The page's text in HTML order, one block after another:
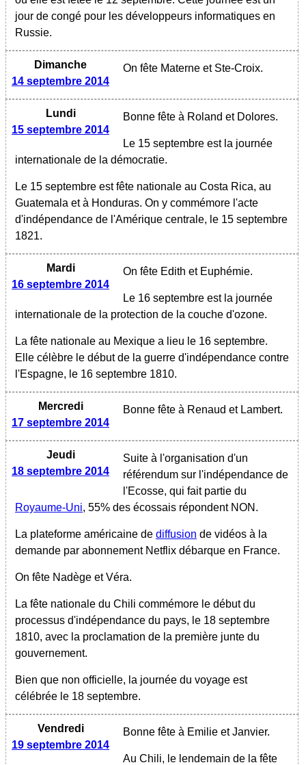
jour de congé pour les développeurs informatiques en
Russie.
Dimanche
14 septembre 2014
On fête Materne et Ste-Croix.
Lundi
15 septembre 2014
Bonne fête à Roland et Dolores.
Le 15 septembre est la journée
internationale de la démocratie.
Le 15 septembre est fête nationale au Costa Rica, au
Guatemala et à Honduras. On y commémore l'acte
d'indépendance de l'Amérique centrale, le 15 septembre
1821.
Mardi
16 septembre 2014
On fête Edith et Euphémie.
Le 16 septembre est la journée
internationale de la protection de la couche d'ozone.
La fête nationale au Mexique a lieu le 16 septembre.
Elle célèbre le début de la guerre d'indépendance contre
l'Espagne, le 16 septembre 1810.
Mercredi
17 septembre 2014
Bonne fête à Renaud et Lambert.
Jeudi
18 septembre 2014
Suite à l'organisation d'un
référendum sur l'indépendance de
l'Ecosse, qui fait partie du
Royaume-Uni, 55% des écossais répondent NON.
La plateforme américaine de diffusion de vidéos à la
demande par abonnement Netflix débarque en France.
On fête Nadège et Véra.
La fête nationale du Chili commémore le début du
processus d'indépendance du pays, le 18 septembre
1810, avec la proclamation de la première junte du
gouvernement.
Bien que non officielle, la journée du voyage est
célébrée le 18 septembre.
Vendredi
19 septembre 2014
Bonne fête à Emilie et Janvier.
Au Chili, le lendemain de la fête